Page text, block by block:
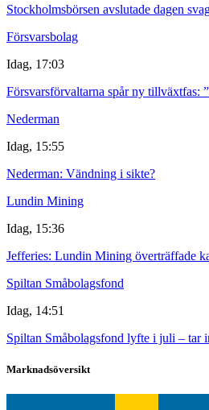
Stockholmsbörsen avslutade dagen
Försvarsbolag
Idag, 17:03
Försvarsförvaltarna spår ny tillväxtfas:
Nederman
Idag, 15:55
Nederman: Vändning i sikte?
Lundin Mining
Idag, 15:36
Jefferies: Lundin Mining överträffade
Spiltan Småbolagsfond
Idag, 14:51
Spiltan Småbolagsfond lyfte i juli – tar
Marknadsöversikt